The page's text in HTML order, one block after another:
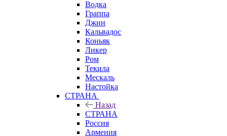
Водка
Граппа
Джин
Кальвадос
Коньяк
Ликер
Ром
Текила
Мескаль
Настойка
СТРАНА
Назад
СТРАНА
Россия
Армения